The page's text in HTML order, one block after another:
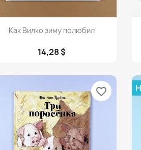
Просмотр
Как Вилко зиму полюбил
14,28 $
favorite_border